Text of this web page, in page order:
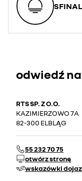
odwiedź
RTS SP. Z O.O.
KAZIMIERZOWO 7A
82-300 ELBLĄG
55 232 70 75
otwórz stronę
wskazówki